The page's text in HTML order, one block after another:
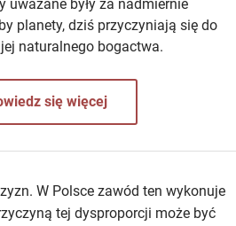
uważane były za nadmiernie
planety, dziś przyczyniają się do
naturalnego bogactwa.
się więcej
W Polsce zawód ten wykonuje
tej dysproporcji może być